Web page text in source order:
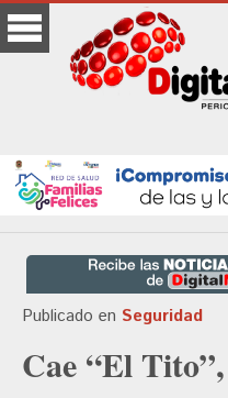
Publicado en Seguridad
Cae “El